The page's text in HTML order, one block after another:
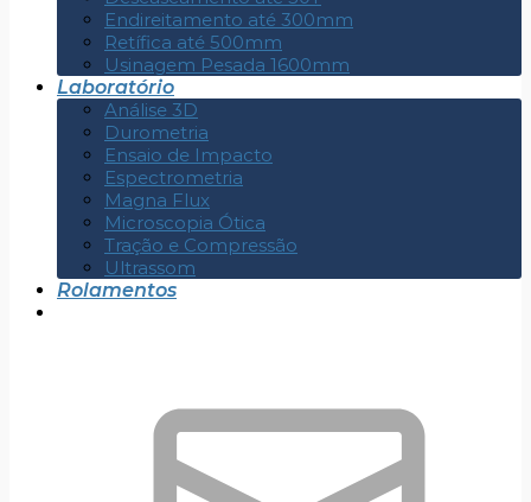
Endireitamento até 300mm
Retífica até 500mm
Usinagem Pesada 1600mm
Laboratório
Análise 3D
Durometria
Ensaio de Impacto
Espectrometria
Magna Flux
Microscopia Ótica
Tração e Compressão
Ultrassom
Rolamentos